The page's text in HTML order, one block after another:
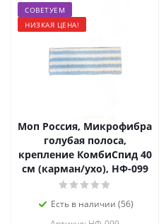
СОВЕТУЕМ
НИЗКАЯ ЦЕНА!
Моп Россия, Микрофибра
голубая полоса,
крепление КомбиСпид 40
см (карман/ухо), НФ-099
Есть в наличии (56)